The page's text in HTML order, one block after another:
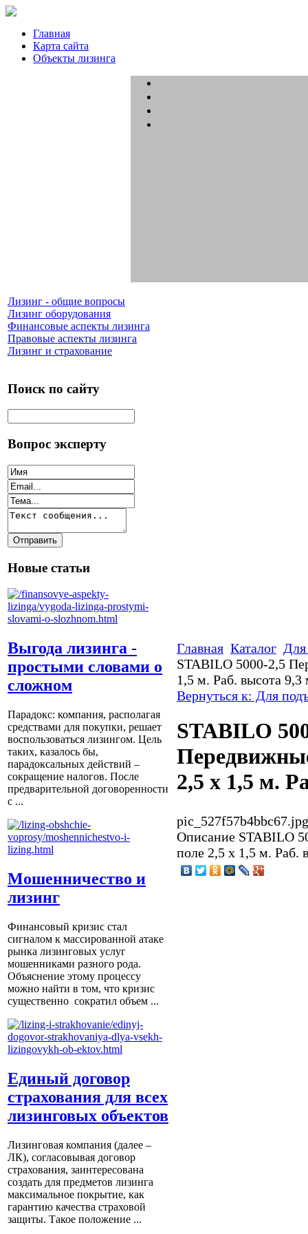
Главная
Карта сайта
Объекты лизинга
Лизинг - общие вопросы
Лизинг оборудования
Финансовые аспекты лизинга
Правовые аспекты лизинга
Лизинг и страхование
Поиск по сайту
Вопрос эксперту
Новые статьи
Выгода лизинга -
простыми словами о
сложном
Парадокс: компания, располагая
средствами для покупки, решает
воспользоваться лизингом. Цель
таких, казалось бы,
парадоксальных действий –
сокращение налогов. После
предварительной договоренности
с ...
Мошенничество и
лизинг
Финансовый кризис стал
сигналом к массированной атаке
рынка лизинговых услуг
мошенниками разного рода.
Объяснение этому процессу
можно найти в том, что кризис
существенно сократил объем ...
Единый договор
страхования для всех
лизинговых объектов
Лизинговая компания (далее –
ЛК), согласовывая договор
страхования, заинтересована
создать для предметов лизинга
максимальное покрытие, как
гарантию качества страховой
защиты. Такое положение ...
Главная Каталог
STABILO 5000-2,5
1,5 м. Раб. высота 9,3
Вернуться к: Для
STABILO
2,5 х 1,5 м.
pic_527f57b4bbc67.jpg
Описание STABILO
поле 2,5 х 1,5 м. Раб.